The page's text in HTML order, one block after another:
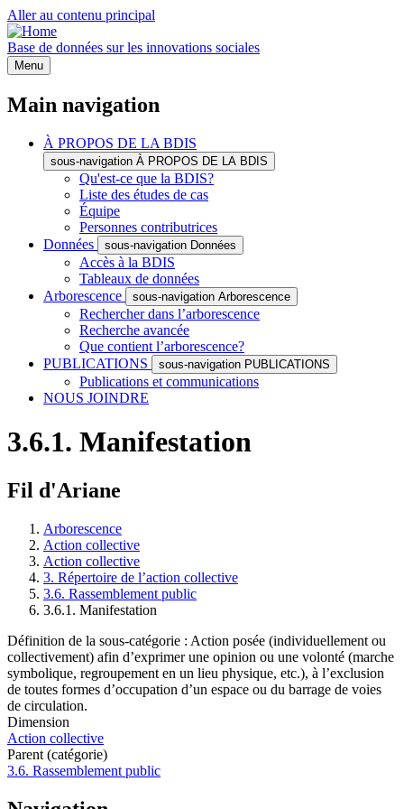
Aller au contenu principal
Base de données sur les innovations sociales
Menu
Main navigation
À PROPOS DE LA BDIS
sous-navigation À PROPOS DE LA BDIS
Qu'est-ce que la BDIS?
Liste des études de cas
Équipe
Personnes contributrices
Données
sous-navigation Données
Accès à la BDIS
Tableaux de données
Arborescence
sous-navigation Arborescence
Rechercher dans l’arborescence
Recherche avancée
Que contient l’arborescence?
PUBLICATIONS
sous-navigation PUBLICATIONS
Publications et communications
NOUS JOINDRE
3.6.1. Manifestation
Fil d'Ariane
Arborescence
Action collective
Action collective
3. Répertoire de l’action collective
3.6. Rassemblement public
3.6.1. Manifestation
Définition de la sous-catégorie : Action posée (individuellement ou
collectivement) afin d’exprimer une opinion ou une volonté (marche
symbolique, regroupement en un lieu physique, etc.), à l’exclusion
de toutes formes d’occupation d’un espace ou du barrage de voies
de circulation.
Dimension
Action collective
Parent (catégorie)
3.6. Rassemblement public